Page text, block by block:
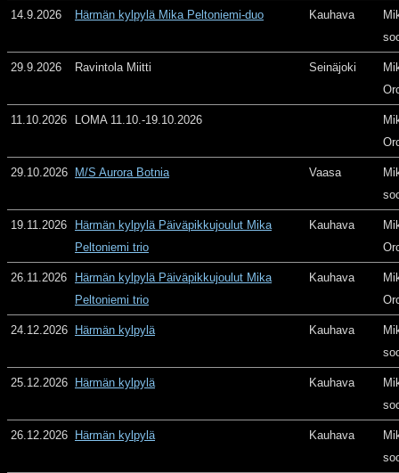
14.9.2026 Härmän kylpylä Mika Peltoniemi-duo Kauhava
29.9.2026 Ravintola Miitti Seinäjoki
11.10.2026 LOMA 11.10.-19.10.2026
29.10.2026 M/S Aurora Botnia Vaasa
19.11.2026
Härmän kylpylä Päiväpikkujoulut Mika
Peltoniemi trio
Kauhava
26.11.2026
Härmän kylpylä Päiväpikkujoulut Mika
Peltoniemi trio
Kauhava
24.12.2026 Härmän kylpylä Kauhava
25.12.2026 Härmän kylpylä Kauhava
26.12.2026 Härmän kylpylä Kauhava